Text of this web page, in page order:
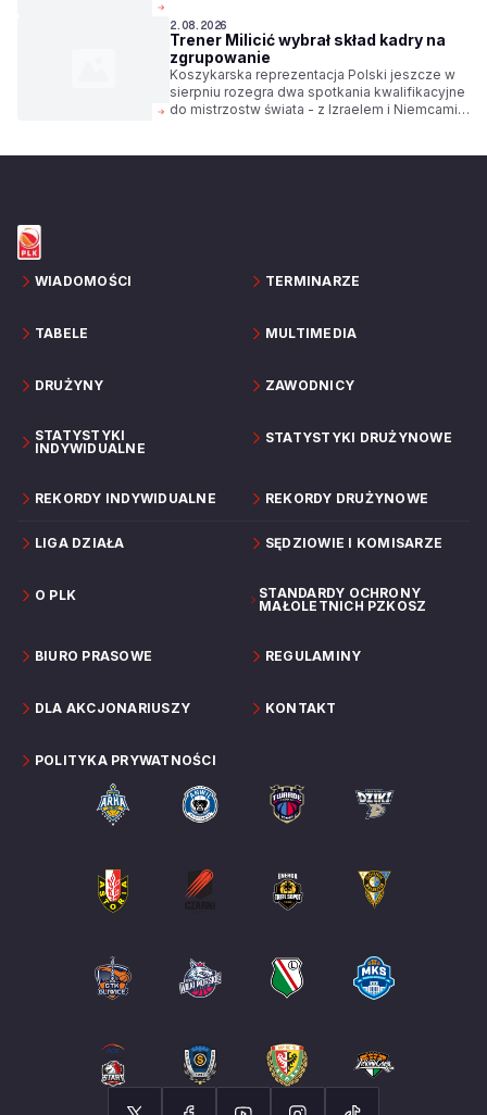
2.08.2026
Trener Milicić wybrał skład kadry na
zgrupowanie
Koszykarska reprezentacja Polski jeszcze w
sierpniu rozegra dwa spotkania kwalifikacyjne
do mistrzostw świata - z Izraelem i Niemcami.
WIADOMOŚCI TERMINARZE
TABELE MULTIMEDIA
DRUŻYNY ZAWODNICY
STATYSTYKI
INDYWIDUALNE
STATYSTYKI DRUŻYNOWE
REKORDY INDYWIDUALNE REKORDY DRUŻYNOWE
LIGA DZIAŁA SĘDZIOWIE I KOMISARZE
O PLK
STANDARDY OCHRONY
MAŁOLETNICH PZKOSZ
BIURO PRASOWE REGULAMINY
DLA AKCJONARIUSZY KONTAKT
POLITYKA PRYWATNOŚCI